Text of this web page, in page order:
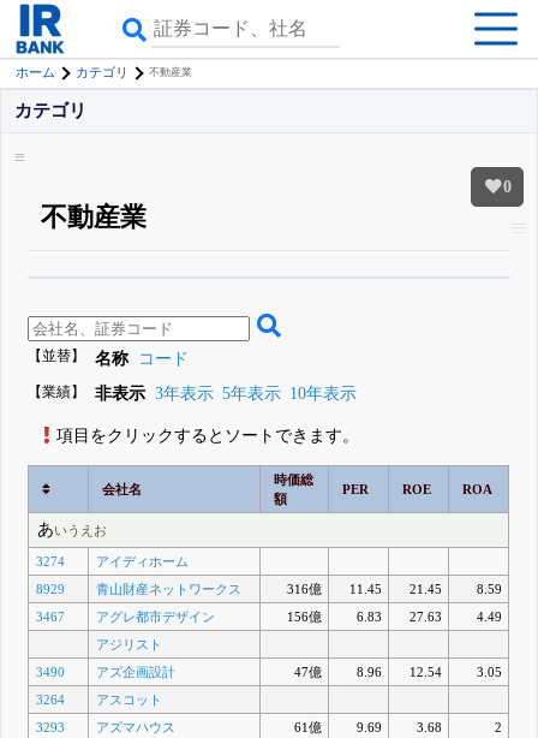
ホーム カテゴリ 不動産業
0
カテゴリ
不動産業
無料でβ版をはじめる
登録すると永久30%OFFと米株版の先行利用も付きます
【並替】 名称 コード
【業績】 非表示 3年表示 5年表示 10年表示
項目をクリックするとソートできます。
会社名
時価総
額
PER ROE ROA
あいうえお
3274
アイディホーム
8929
青山財産ネットワークス 316億 11.45 21.45
8.59
3467
アグレ都市デザイン 156億 6.83 27.63
4.49
アジリスト
3490
アズ企画設計 47億 8.96 12.54
3.05
3264
アスコット
3293
アズマハウス 61億 9.69 3.68
2